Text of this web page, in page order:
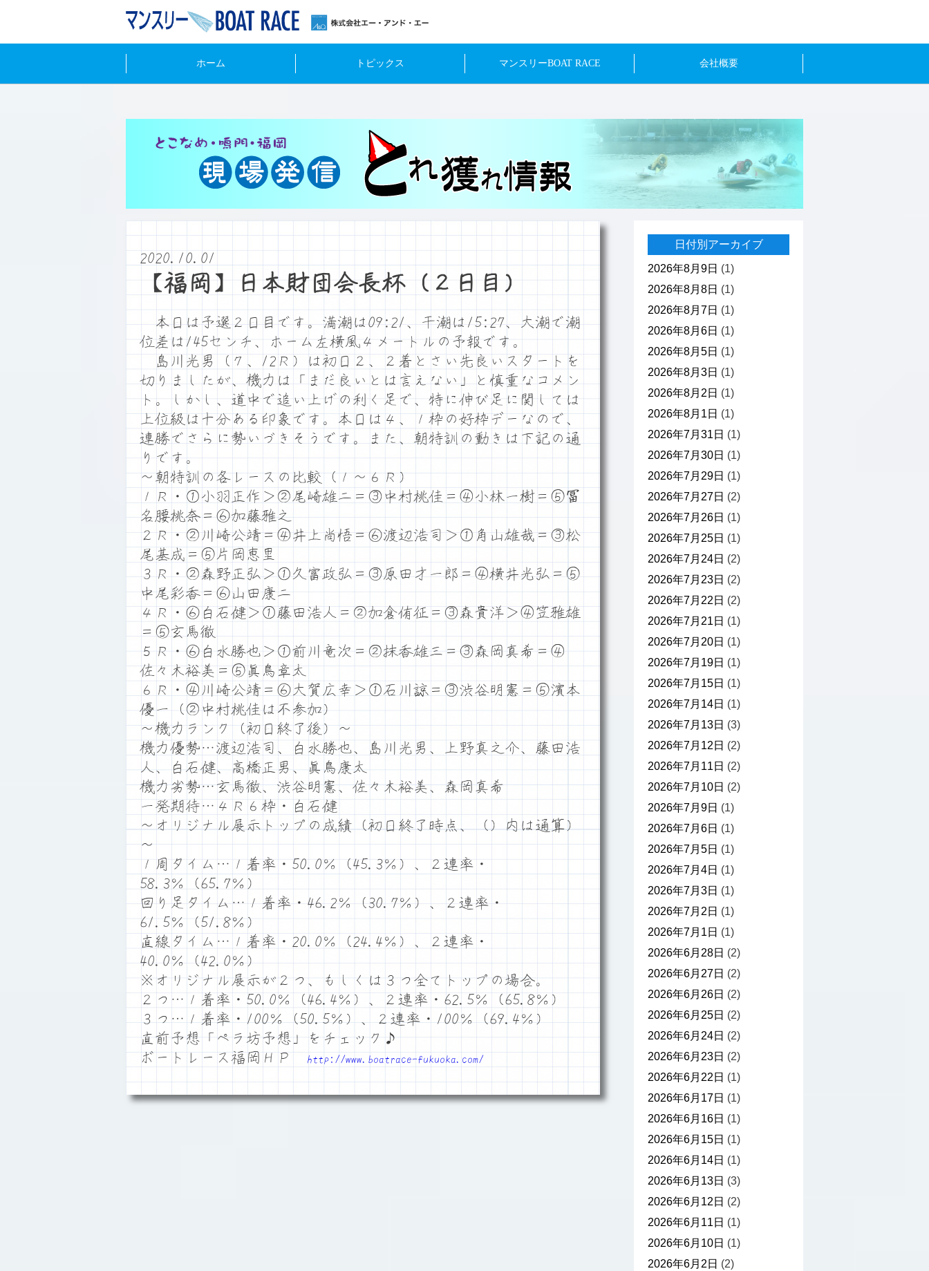
ホーム トピックス マンスリーBOAT RACE 会社概要
2020.10.01
【福岡】日本財団会長杯（２日目）
本日は予選２日目です。満潮は09:21、干潮は15:27、大潮で潮
位差は145センチ、ホーム左横風４メートルの予報です。
島川光男（７、12Ｒ）は初日２、２着とさい先良いスタートを
切りましたが、機力は「まだ良いとは言えない」と慎重なコメン
ト。しかし、道中で追い上げの利く足で、特に伸び足に関しては
上位級は十分ある印象です。本日は４、１枠の好枠デーなので、
連勝でさらに勢いづきそうです。また、朝特訓の動きは下記の通
りです。
～朝特訓の各レースの比較（１～６Ｒ）
１Ｒ・①小羽正作＞②尾崎雄二＝③中村桃佳＝④小林一樹＝⑤冨
名腰桃奈＝⑥加藤雅之
２Ｒ・②川崎公靖＝④井上尚悟＝⑥渡辺浩司＞①角山雄哉＝③松
尾基成＝⑤片岡恵里
３Ｒ・②森野正弘＞①久富政弘＝③原田才一郎＝④横井光弘＝⑤
中尾彩香＝⑥山田康二
４Ｒ・⑥白石健＞①藤田浩人＝②加倉侑征＝③森貴洋＞④笠雅雄
＝⑤玄馬徹
５Ｒ・⑥白水勝也＞①前川竜次＝②抹香雄三＝③森岡真希＝④
佐々木裕美＝⑤眞鳥章太
６Ｒ・④川崎公靖＝⑥大賀広幸＞①石川諒＝③渋谷明憲＝⑤濱本
優一（②中村桃佳は不参加）
～機力ランク（初日終了後）～
機力優勢…渡辺浩司、白水勝也、島川光男、上野真之介、藤田浩
人、白石健、高橋正男、眞鳥康太
機力劣勢…玄馬徹、渋谷明憲、佐々木裕美、森岡真希
一発期待…４Ｒ６枠・白石健
～オリジナル展示トップの成績（初日終了時点、（）内は通算）
～
１周タイム…１着率・50.0％（45.3％）、２連率・
58.3％（65.7％）
回り足タイム…１着率・46.2％（30.7％）、２連率・
61.5％（51.8％）
直線タイム…１着率・20.0％（24.4％）、２連率・
40.0％（42.0％）
※オリジナル展示が２つ、もしくは３つ全てトップの場合。
２つ…１着率・50.0％（46.4％）、２連率・62.5％（65.8％）
３つ…１着率・100％（50.5％）、２連率・100％（69.4％）
直前予想「ペラ坊予想」をチェック♪
ボートレース福岡ＨＰ http://www.boatrace-fukuoka.com/
日付別アーカイブ
2026年8月9日 (1)
2026年8月8日 (1)
2026年8月7日 (1)
2026年8月6日 (1)
2026年8月5日 (1)
2026年8月3日 (1)
2026年8月2日 (1)
2026年8月1日 (1)
2026年7月31日 (1)
2026年7月30日 (1)
2026年7月29日 (1)
2026年7月27日 (2)
2026年7月26日 (1)
2026年7月25日 (1)
2026年7月24日 (2)
2026年7月23日 (2)
2026年7月22日 (2)
2026年7月21日 (1)
2026年7月20日 (1)
2026年7月19日 (1)
2026年7月15日 (1)
2026年7月14日 (1)
2026年7月13日 (3)
2026年7月12日 (2)
2026年7月11日 (2)
2026年7月10日 (2)
2026年7月9日 (1)
2026年7月6日 (1)
2026年7月5日 (1)
2026年7月4日 (1)
2026年7月3日 (1)
2026年7月2日 (1)
2026年7月1日 (1)
2026年6月28日 (2)
2026年6月27日 (2)
2026年6月26日 (2)
2026年6月25日 (2)
2026年6月24日 (2)
2026年6月23日 (2)
2026年6月22日 (1)
2026年6月17日 (1)
2026年6月16日 (1)
2026年6月15日 (1)
2026年6月14日 (1)
2026年6月13日 (3)
2026年6月12日 (2)
2026年6月11日 (1)
2026年6月10日 (1)
2026年6月2日 (2)